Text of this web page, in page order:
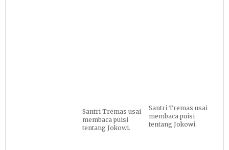
Santri Tremas usai
membaca puisi
tentang Jokowi.
Santri Tremas usai
membaca puisi
tentang Jokowi.